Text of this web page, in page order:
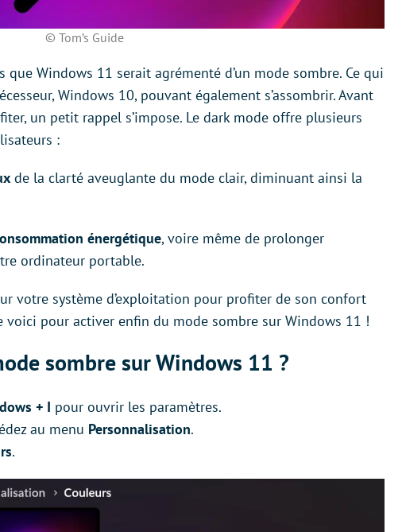
© Tom’s Guide
Windows 11 serait agrémenté d’un mode sombre. Ce qui
Windows 10, pouvant également s’assombrir. Avant
un petit rappel s’impose. Le dark mode offre plusieurs
:
de la clarté aveuglante du mode clair, diminuant ainsi la
énergétique, voire même de prolonger
ordinateur portable.
votre système d’exploitation pour profiter de son confort
voici pour activer enfin du mode sombre sur Windows 11 !
sombre sur Windows 11 ?
+ I pour ouvrir les paramètres.
au menu Personnalisation.
.